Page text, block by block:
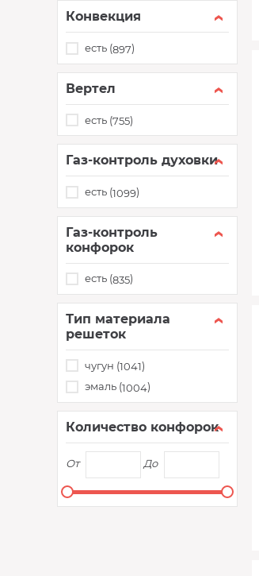
Конвекция
есть (897)
Вертел
есть (755)
Газ-контроль духовки
есть (1099)
Газ-контроль
конфорок
есть (835)
Тип материала
решеток
чугун (1041)
эмаль (1004)
Количество конфорок
От До